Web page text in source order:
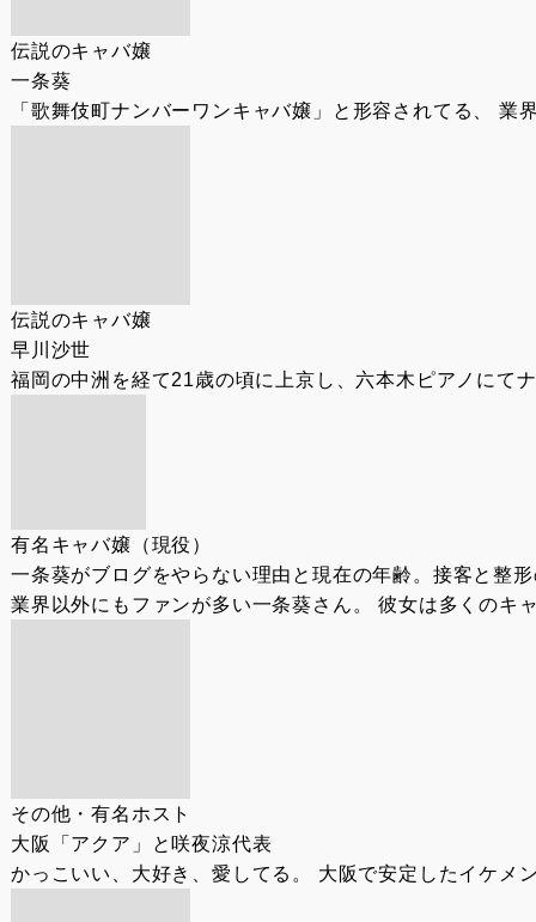
伝説のキャバ嬢
一条葵
「歌舞伎町ナンバーワンキャバ嬢」と形容されてる、
伝説のキャバ嬢
早川沙世
福岡の中洲を経て21歳の頃に上京し、六本木ピアノにて
有名キャバ嬢（現役）
一条葵がブログをやらない理由と現在の年齢。接客と整
業界以外にもファンが多い一条葵さん。 彼女は多くのキ
その他・有名ホスト
大阪「アクア」と咲夜涼代表
かっこいい、大好き、愛してる。 大阪で安定したイケメ